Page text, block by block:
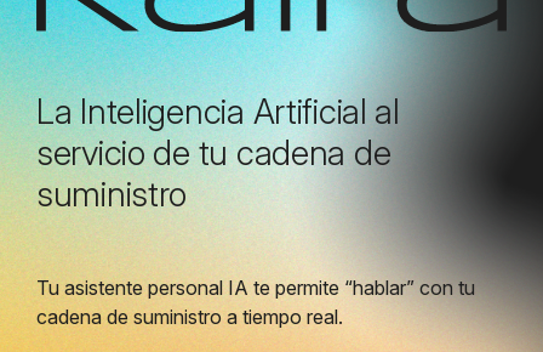
La Inteligencia Artificial al
servicio de tu cadena de
suministro
Tu asistente personal IA te permite “hablar” con tu
cadena de suministro a tiempo real.